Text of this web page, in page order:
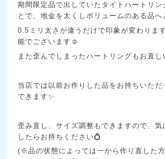
期間限定品で出していたタイトハートリン
とで、地金を太くしボリュームのある品へ
0.5ミリ太さが違うだけで印象が変わりま
能でございます☺️
また歪んでしまったハートリングもお直し
当店では以前お作りした品をお持ちいた
できます✨
歪み直し、サイズ調整もできますので、気
したらお持ちください💍
(※品の状態によっては一から作り直した